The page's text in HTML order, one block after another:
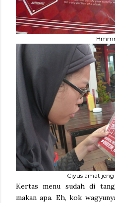
Ciyus amat
Kertas menu sudah di
makan apa. Eh, kok